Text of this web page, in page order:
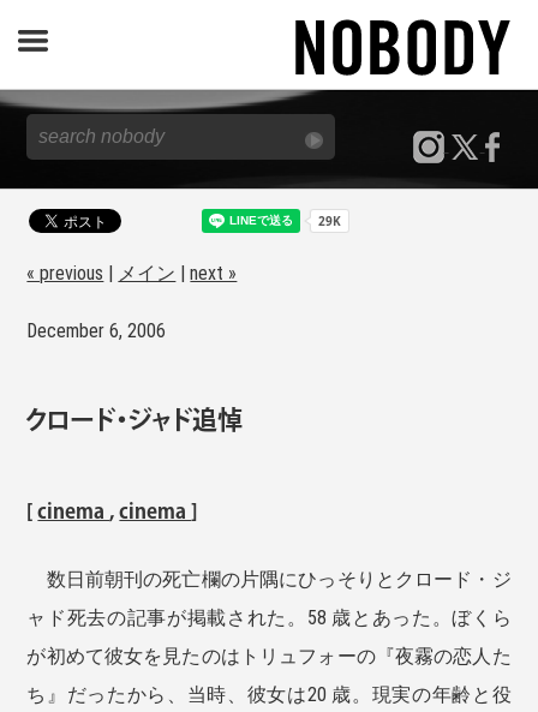
JOURNAL
SPECIAL
REPORT
NOBODY STORE
« previous メイン |next »
December 6, 2006
クロード・ジャド追悼
[cinema,cinema]
数日前朝刊の死亡欄の片隅にひっそりとクロード・ジ
ャド死去の記事が掲載された。58 歳とあった。ぼくら
が初めて彼女を見たのはトリュフォーの『夜霧の恋人た
ち』だったから、当時、彼女は20 歳。現実の年齢と役